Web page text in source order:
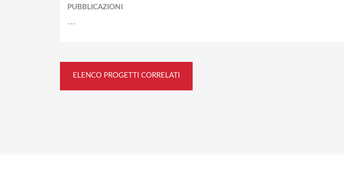
PUBBLICAZIONI
---
ELENCO PROGETTI CORRELATI